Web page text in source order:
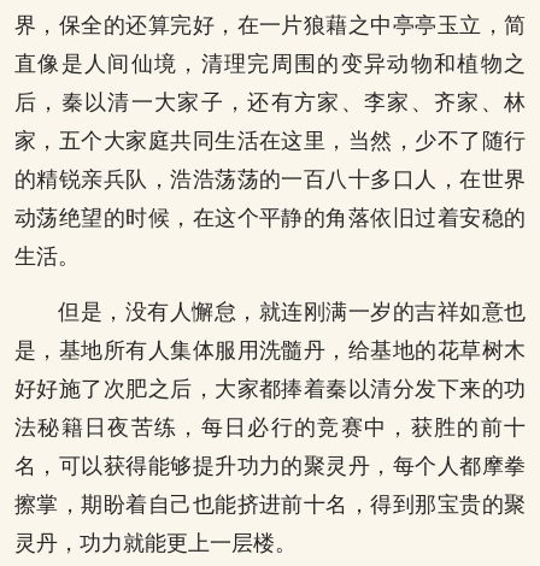
界，保全的还算完好，在一片狼藉之中亭亭玉立，简
直像是人间仙境，清理完周围的变异动物和植物之
后，秦以清一大家子，还有方家、李家、齐家、林
家，五个大家庭共同生活在这里，当然，少不了随行
的精锐亲兵队，浩浩荡荡的一百八十多口人，在世界
动荡绝望的时候，在这个平静的角落依旧过着安稳的
生活。
但是，没有人懈怠，就连刚满一岁的吉祥如意也
是，基地所有人集体服用洗髓丹，给基地的花草树木
好好施了次肥之后，大家都捧着秦以清分发下来的功
法秘籍日夜苦练，每日必行的竞赛中，获胜的前十
名，可以获得能够提升功力的聚灵丹，每个人都摩拳
擦掌，期盼着自己也能挤进前十名，得到那宝贵的聚
灵丹，功力就能更上一层楼。